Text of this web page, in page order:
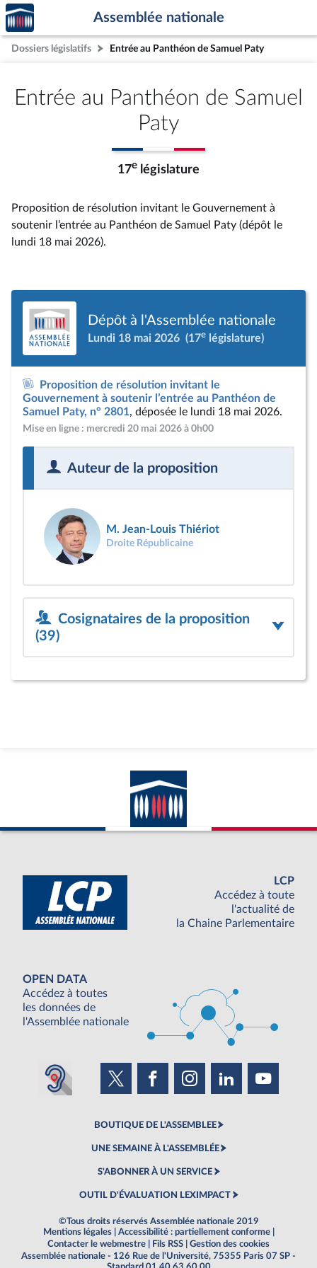
Aller au contenu
Aller en bas de la page
Accèder
à la
page
d'accueil
Assemblée nationale
Dossiers législatifs Entrée au Panthéon de Samuel Paty
Entrée au Panthéon de Samuel
Paty
17e législature
Proposition de résolution invitant le Gouvernement à
soutenir l’entrée au Panthéon de Samuel Paty (dépôt le
lundi 18 mai 2026).
Dépôt à l'Assemblée nationale
Lundi 18 mai 2026 (17e législature)
Proposition de résolution invitant le
Gouvernement à soutenir l’entrée au Panthéon de
Samuel Paty, n° 2801, déposée le lundi 18 mai 2026.
Mise en ligne : mercredi 20 mai 2026 à 0h00
Auteur de la proposition
M. Jean-Louis Thiériot
Droite Républicaine
Cosignataires de la proposition
(39)
LCP
Accédez à toute
l'actualité de
la Chaine Parlementaire
OPEN DATA
Accédez à toutes
les données de
l'Assemblée nationale
BOUTIQUE DE L'ASSEMBLEE
UNE SEMAINE À L'ASSEMBLÉE
S'ABONNER À UN SERVICE
OUTIL D'ÉVALUATION LEXIMPACT
©Tous droits réservés Assemblée nationale 2019
Mentions légales
Accessibilité : partiellement conforme
Contacter le webmestre
Fils RSS
Gestion des cookies
Assemblée nationale - 126 Rue de l'Université, 75355 Paris 07 SP -
Standard 01 40 63 60 00